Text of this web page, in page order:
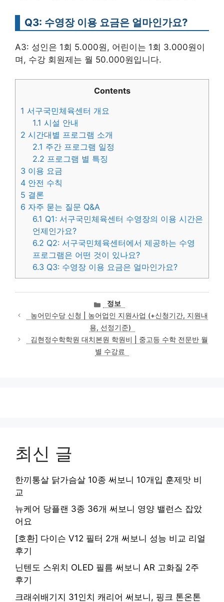
Q3: 수영장 이용 요금은 얼마인가요?
A3: 성인은 1회 5.000원, 어린이는 1회 3.000원이
며, 수강 회원제는 월 50.000원입니다.
Contents
1 서구국민체육센터 개요
1.1 시설 안내
2 시간대별 프로그램 소개
2.1 주간 프로그램 일정
2.2 프로그램 별 특징
3 이용 요금
4 안전 수칙
5 결론
6 자주 묻는 질문 Q&A
6.1 Q1: 서구국민체육센터 수영장의 이용 시간은
언제인가요?
6.2 Q2: 서구국민체육센터에서 제공하는 수영
프로그램은 어떤 것이 있나요?
6.3 Q3: 수영장 이용 요금은 얼마인가요?
카
테
고
리
정보
농어민수당 신청 | 농어업인 지원사업 (+신청기간, 지원내
용, 선정기준)
김현정수학학원 대치본원 학원비 | 중고등 수학 전문반 월
별 수강료
최신 글
한끼통살 닭가슴살 10종 써보니 10개입 훈제맛 비
교
뉴케어 당플랜 3종 36개 써보니 영양 밸런스 잡았
어요
[호환] 다이슨 V12 필터 2개 써보니 성능 비교 리얼
후기
닌텐도 스위치 OLED 필름 써보니 AR 고화질 2주
후기
크래쉬배기지 31인치 캐리어 써보니, 핑크 톤온톤